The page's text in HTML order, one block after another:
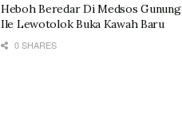
Heboh Beredar Di Medsos Gunung
Ile Lewotolok Buka Kawah Baru
0 SHARES